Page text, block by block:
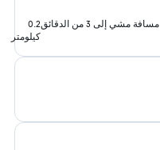
مسافة مشي إلى 3 من الدقائق
0.2
كيلومتر